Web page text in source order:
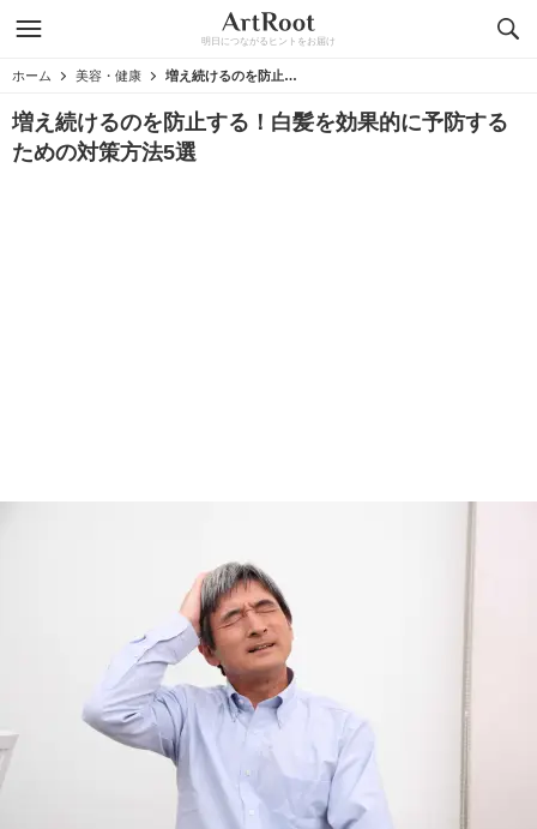
明日につながるヒントをお届け
ホーム 美容・健康 増え続けるのを防止する！白髪を効果的に予防するための対策方法5選
増え続けるのを防止する！白髪を効果的に予防する
ための対策方法5選